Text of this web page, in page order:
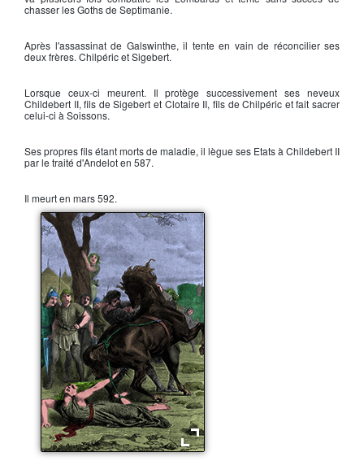
chasser les Goths de Septimanie.
Après l'assassinat de Galswinthe, il tente en vain de réconcilier ses
deux frères. ChilpéricetSigebert.
Lorsque ceux-ci meurent. Il protège successivement ses neveux
Childebert II, fils deSigebert et Clotaire II, fils deChilpéric et fait sacrer
celui-ci à Soissons.
Ses propres fils étant morts de maladie, il lègue ses Etats à Childebert II
par le traité d'Andeloten 587.
Il meurt en mars 592.